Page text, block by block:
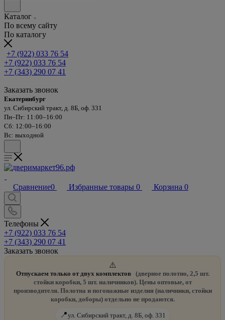
Каталог
По всему сайту
По каталогу
+7 (922) 033 76 54
+7 (922) 033 76 54
+7 (343) 290 07 41
Заказать звонок
Екатеринбург
ул. Сибирский тракт, д. 8Б, оф. 331
Пн–Пт: 11:00–16:00
Сб: 12:00–16:00
Вс: выходной
Сравнение0 Избранные товары 0 Корзина 0
Телефоны
+7 (922) 033 76 54
+7 (343) 290 07 41
Заказать звонок
⚠️
Отпускаем только от двух комплектов
(дверное полотно, 2,5 шт.
стойки коробки, 5 шт. наличников). Цены оптовые, от
производителя. Полотна и погонажные изделия (наличники, стойки
коробки, доборы) отдельно не продаются.
📍ул. Сибирский тракт, д. 8Б, оф. 331